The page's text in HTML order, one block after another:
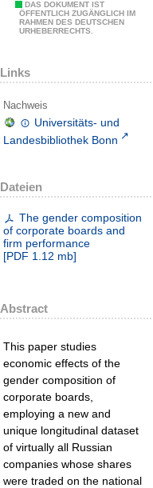
DAS DOKUMENT IST
ÖFFENTLICH ZUGÄNGLICH IM
RAHMEN DES DEUTSCHEN
URHEBERRECHTS.
Links
Nachweis
Universitäts- und
Landesbibliothek Bonn
Dateien
The gender composition
of corporate boards and
firm performance
[PDF 1.12 mb]
Abstract
This paper studies
economic effects of the
gender composition of
corporate boards,
employing a new and
unique longitudinal dataset
of virtually all Russian
companies whose shares
were traded on the national